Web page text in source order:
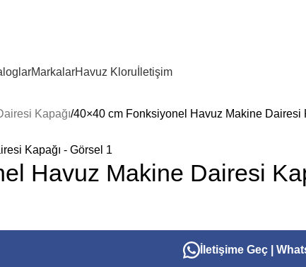
MarkalarHavuz Kloru İletişim
Kapağı 40×40 cm Fonksiyonel Havuz Makine Dairesi
Havuz Makine Dairesi
İletişime Geç |